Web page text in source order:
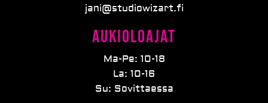
jani@studiowizart.fi
Aukioloajat
Ma-Pe: 10-18
La: 10-16
Su: Sovittaessa